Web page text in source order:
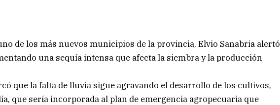
de los más nuevos municipios de la provincia, Elvio Sanabria alertó
una sequía intensa que afecta la siembra y la producción
que la falta de lluvia sigue agravando el desarrollo de los cultivos,
que sería incorporada al plan de emergencia agropecuaria que